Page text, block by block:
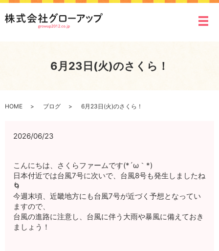
メ
6月23日(火)のさくら！
HOME ブログ 6月23日(火)のさくら！
2026/06/23
こんにちは、さくらファームです(*´ω｀*)
日本付近では台風7号に次いで、台風8号も発生しましたね
🌀
今週末頃、近畿地方にも台風7号が近づく予想となってい
ますので、
台風の進路に注意し、台風に伴う大雨や暴風に備えておき
ましょう！